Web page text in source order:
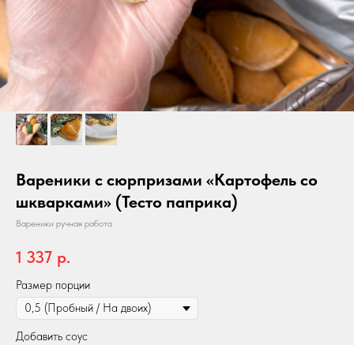
Вареники с сюрпризами «Картофель со
шкварками» (Тесто паприка)
Вареники ручная работа
1 337 р.
Размер порции
Добавить соус